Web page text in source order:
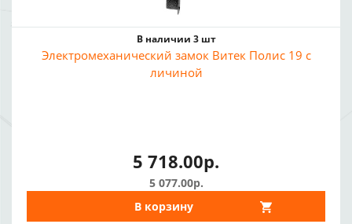
В наличии 3 шт
Электромеханический замок Витек Полис 19 с
личиной
5 718.00р.
5 077.00р.
В корзину